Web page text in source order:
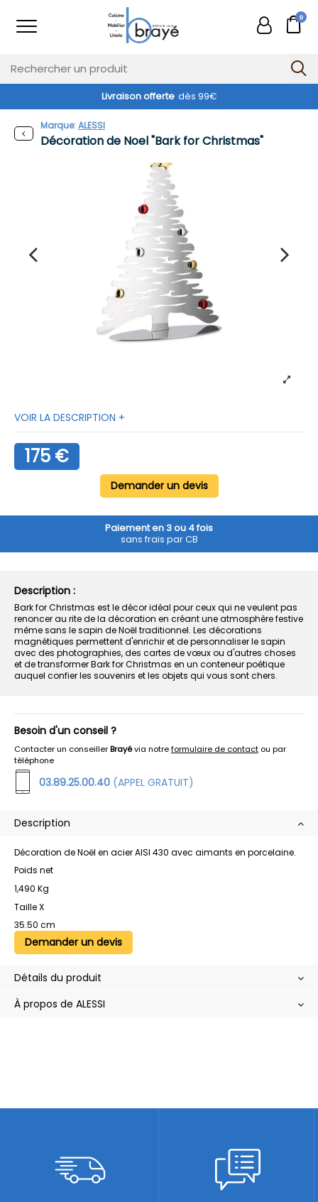
0
Livraison offerte dès 99€
Décoration de Noel "Bark for Christmas"
Marque:ALESSI
VOIR LA DESCRIPTION +
175 €
Demander un devis
Paiement en 3 ou 4 fois
sans frais par CB
Description :
Bark for Christmas est le décor idéal pour ceux qui ne veulent pas
renoncer au rite de la décoration en créant une atmosphère festive
même sans le sapin de Noël traditionnel. Les décorations
magnétiques permettent d'enrichir et de personnaliser le sapin
avec des photographies, des cartes de vœux ou d'autres choses
et de transformer Bark for Christmas en un conteneur poétique
auquel confier les souvenirs et les objets qui vous sont chers.
Besoin d'un conseil ?
Contacter un conseillerBrayévia notreformulaire de contact ou par
téléphone
03.89.25.00.40 (APPEL GRATUIT)
Description
Décoration de Noël en acier AISI 430 avec aimants en porcelaine.
Poids net
1,490 Kg
Taille X
35.50 cm
Demander un devis
Détails du produit
À propos de ALESSI